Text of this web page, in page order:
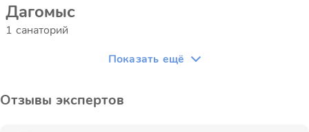
Дагомыс
1 санаторий
Показать ещё
Отзывы экспертов